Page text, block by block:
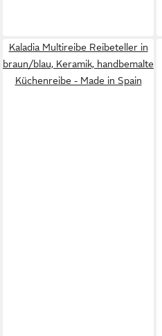
Kaladia Multireibe Reibeteller in
braun/blau, Keramik, handbemalte
Küchenreibe - Made in Spain